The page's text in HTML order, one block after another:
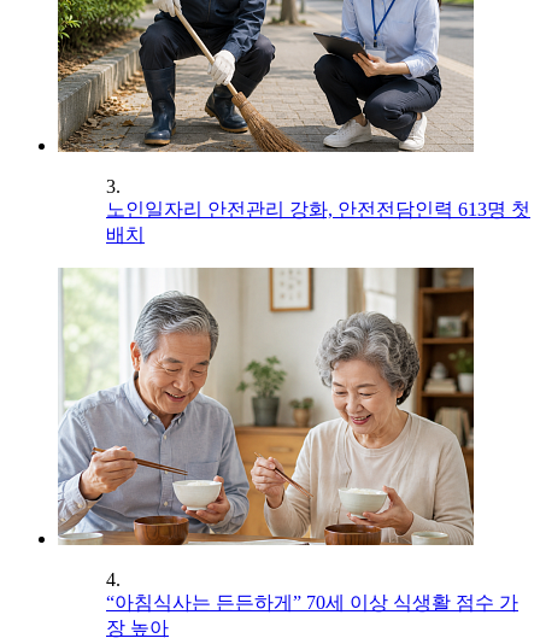
3.
노인일자리 안전관리 강화, 안전전담인력 613명 첫
배치
4.
“아침식사는 든든하게” 70세 이상 식생활 점수 가
장 높아